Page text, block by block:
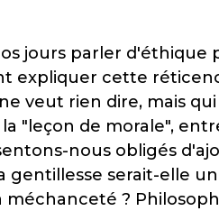
jours parler
expliquer cette
veut rien dire, mais
"leçon de morale",
nous obligés
gentillesse serait-elle
méchanceté ?